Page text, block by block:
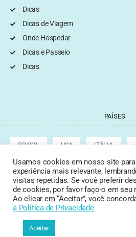
Dicas
Dicas de Viagem
Onde Hospedar
Dicas e Passeio
Dicas
PAÍSES
BRASIL USA ITÁLIA
ARGENTINA GRÉCIA
Usamos cookies em nosso site
experiência mais relevante,
visitas repetidas. Se você preferir
de cookies, por favor faço-o em seu
Ao clicar em “Aceitar”, você
a Política de Privacidade
Aceitar